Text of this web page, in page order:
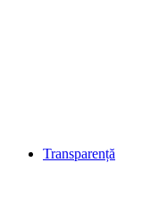
Transparență